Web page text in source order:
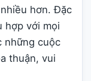
hơn. Đặc
hợp với mọi
những cuộc
thuận, vui